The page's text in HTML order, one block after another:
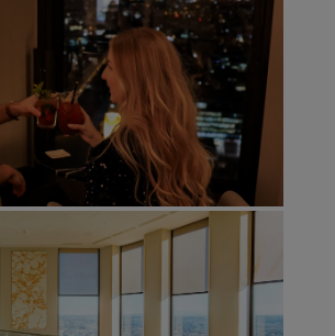
目的地
度假酒店
服务式公寓
机场酒店
新开业和即将开业的酒店
会议和活动
探索丽笙会议
请求报价